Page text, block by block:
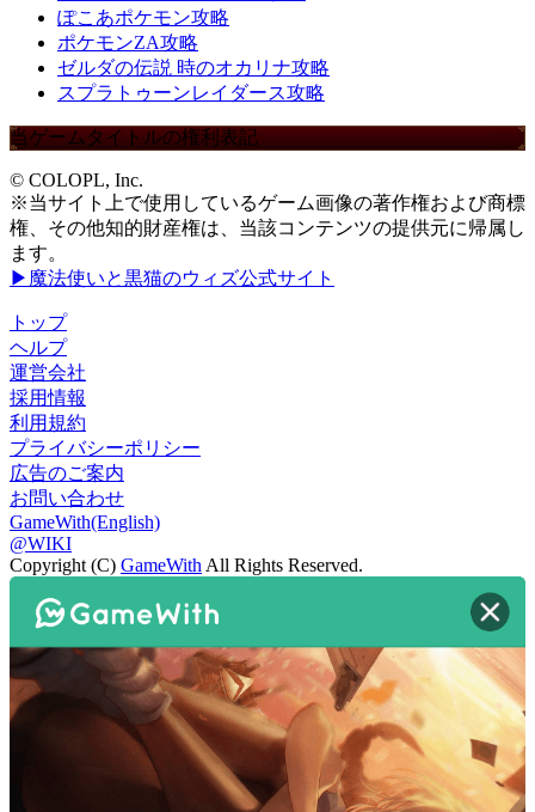
ぽこあポケモン攻略
ポケモンZA攻略
ゼルダの伝説 時のオカリナ攻略
スプラトゥーンレイダース攻略
当ゲームタイトルの権利表記
© COLOPL, Inc.
※当サイト上で使用しているゲーム画像の著作権および商標
権、その他知的財産権は、当該コンテンツの提供元に帰属し
ます。
▶魔法使いと黒猫のウィズ公式サイト
トップ
ヘルプ
運営会社
採用情報
利用規約
プライバシーポリシー
広告のご案内
お問い合わせ
GameWith(English)
@WIKI
Copyright (C) GameWith All Rights Reserved.